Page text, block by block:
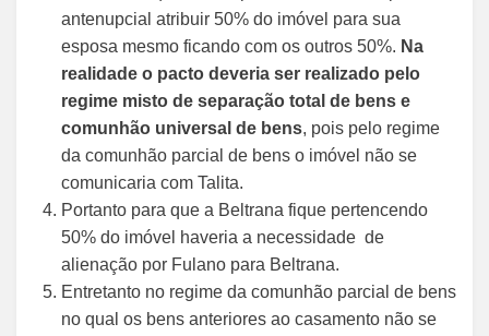
antenupcial atribuir 50% do imóvel para sua
esposa mesmo ficando com os outros 50%. Na
realidade o pacto deveria ser realizado pelo
regime misto de separação total de bens e
comunhão universal de bens, pois pelo regime
da comunhão parcial de bens o imóvel não se
comunicaria com Talita.
Portanto para que a Beltrana fique pertencendo
50% do imóvel haveria a necessidade de
alienação por Fulano para Beltrana.
Entretanto no regime da comunhão parcial de bens
no qual os bens anteriores ao casamento não se